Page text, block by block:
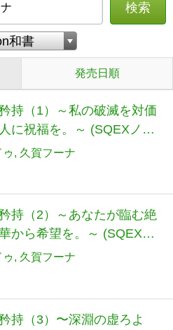
検索
発売日順
持（1）～私の破滅を対価
に祝福を。～ (SQEXノベ
久賀フーナ
持（2）～あなたが臨む絶
から希望を。～ (SQEXノ
久賀フーナ
持（3）〜深淵の虚ろよ